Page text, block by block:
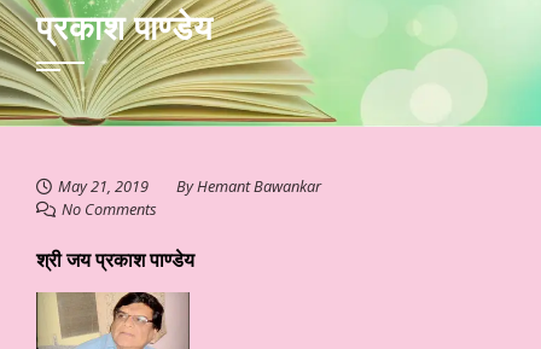
प्रकाश पाण्डेय
May 21, 2019 ByHemant Bawankar
No Comments
श्री जय प्रकाश पाण्डेय